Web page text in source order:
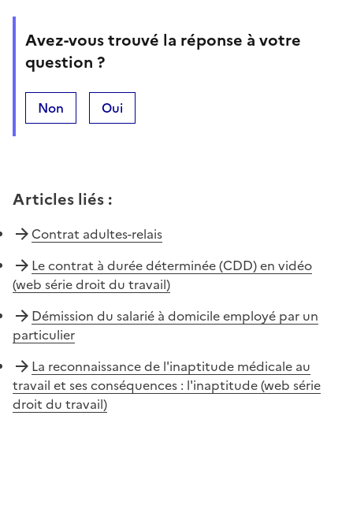
Avez-vous trouvé la réponse à votre
question ?
Non Oui
Articles liés :
Contrat adultes-relais
Le contrat à durée déterminée (CDD) en vidéo
(web série droit du travail)
Démission du salarié à domicile employé par un
particulier
La reconnaissance de l'inaptitude médicale au
travail et ses conséquences : l'inaptitude (web série
droit du travail)